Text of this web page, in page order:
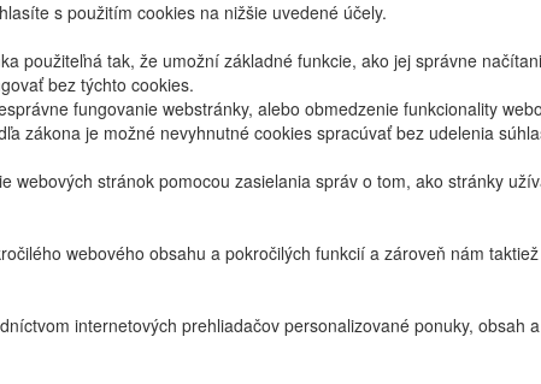
s použitím cookies na nižšie uvedené účely.
použiteľná tak, že umožní základné funkcie, ako jej správne
bez týchto cookies.
fungovanie webstránky, alebo obmedzenie funkcionality
zákona je možné nevyhnutné cookies spracúvať bez udelenia
webových stránok pomocou zasielania správ o tom, ako stránky
webového obsahu a pokročilých funkcií a zároveň nám
internetových prehliadačov personalizované ponuky, obsah